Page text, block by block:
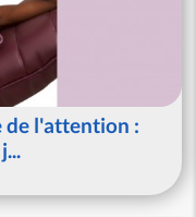
de l'attention :